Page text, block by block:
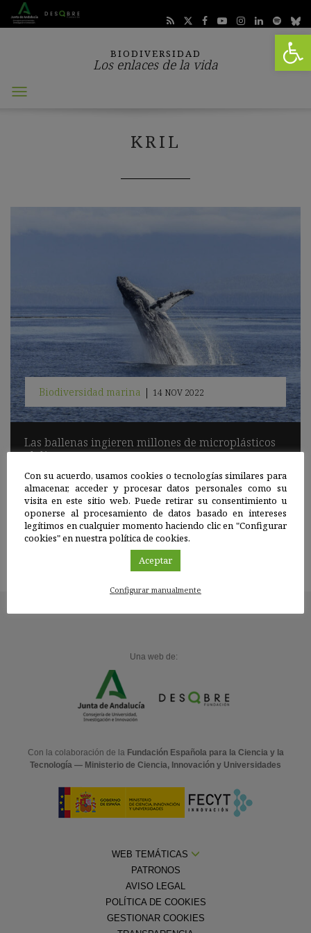
Abrir
BIODIVERSIDAD
Los enlaces de la vida
Abrir
KRIL
Biodiversidad marina | 14 NOV 2022
Las ballenas ingieren millones de microplásticos
al día
Investigadores de California han seguido en sus inmersiones a
los grandes cetáceos, y han medido la cantidad de plástico que
hay en sus presas y en el agua. Los resultados de su estudio son
sorprendentes.
Sigue leyendo
Una web de:
Con la colaboración de la Fundación Española para la Ciencia y la
Tecnología — Ministerio de Ciencia, Innovación y Universidades
WEB TEMÁTICAS
PATRONOS
AVISO LEGAL
POLÍTICA DE COOKIES
GESTIONAR COOKIES
Con su acuerdo, usamos cookies o tecnologías similares para
almacenar, acceder y procesar datos personales como su
visita en este sitio web. Puede retirar su consentimiento u
oponerse al procesamiento de datos basado en intereses
legítimos en cualquier momento haciendo clic en "Configurar
cookies" en nuestra política de cookies.
Aceptar
Configurar manualmente